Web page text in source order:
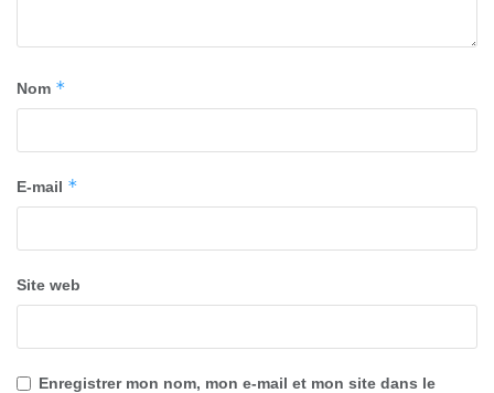
Nom *
E-mail *
Site web
Enregistrer mon nom, mon e-mail et mon site dans le